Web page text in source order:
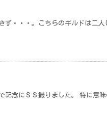
ず・・・。こちらのギルドは二
記念にＳＳ撮りました。 特に意